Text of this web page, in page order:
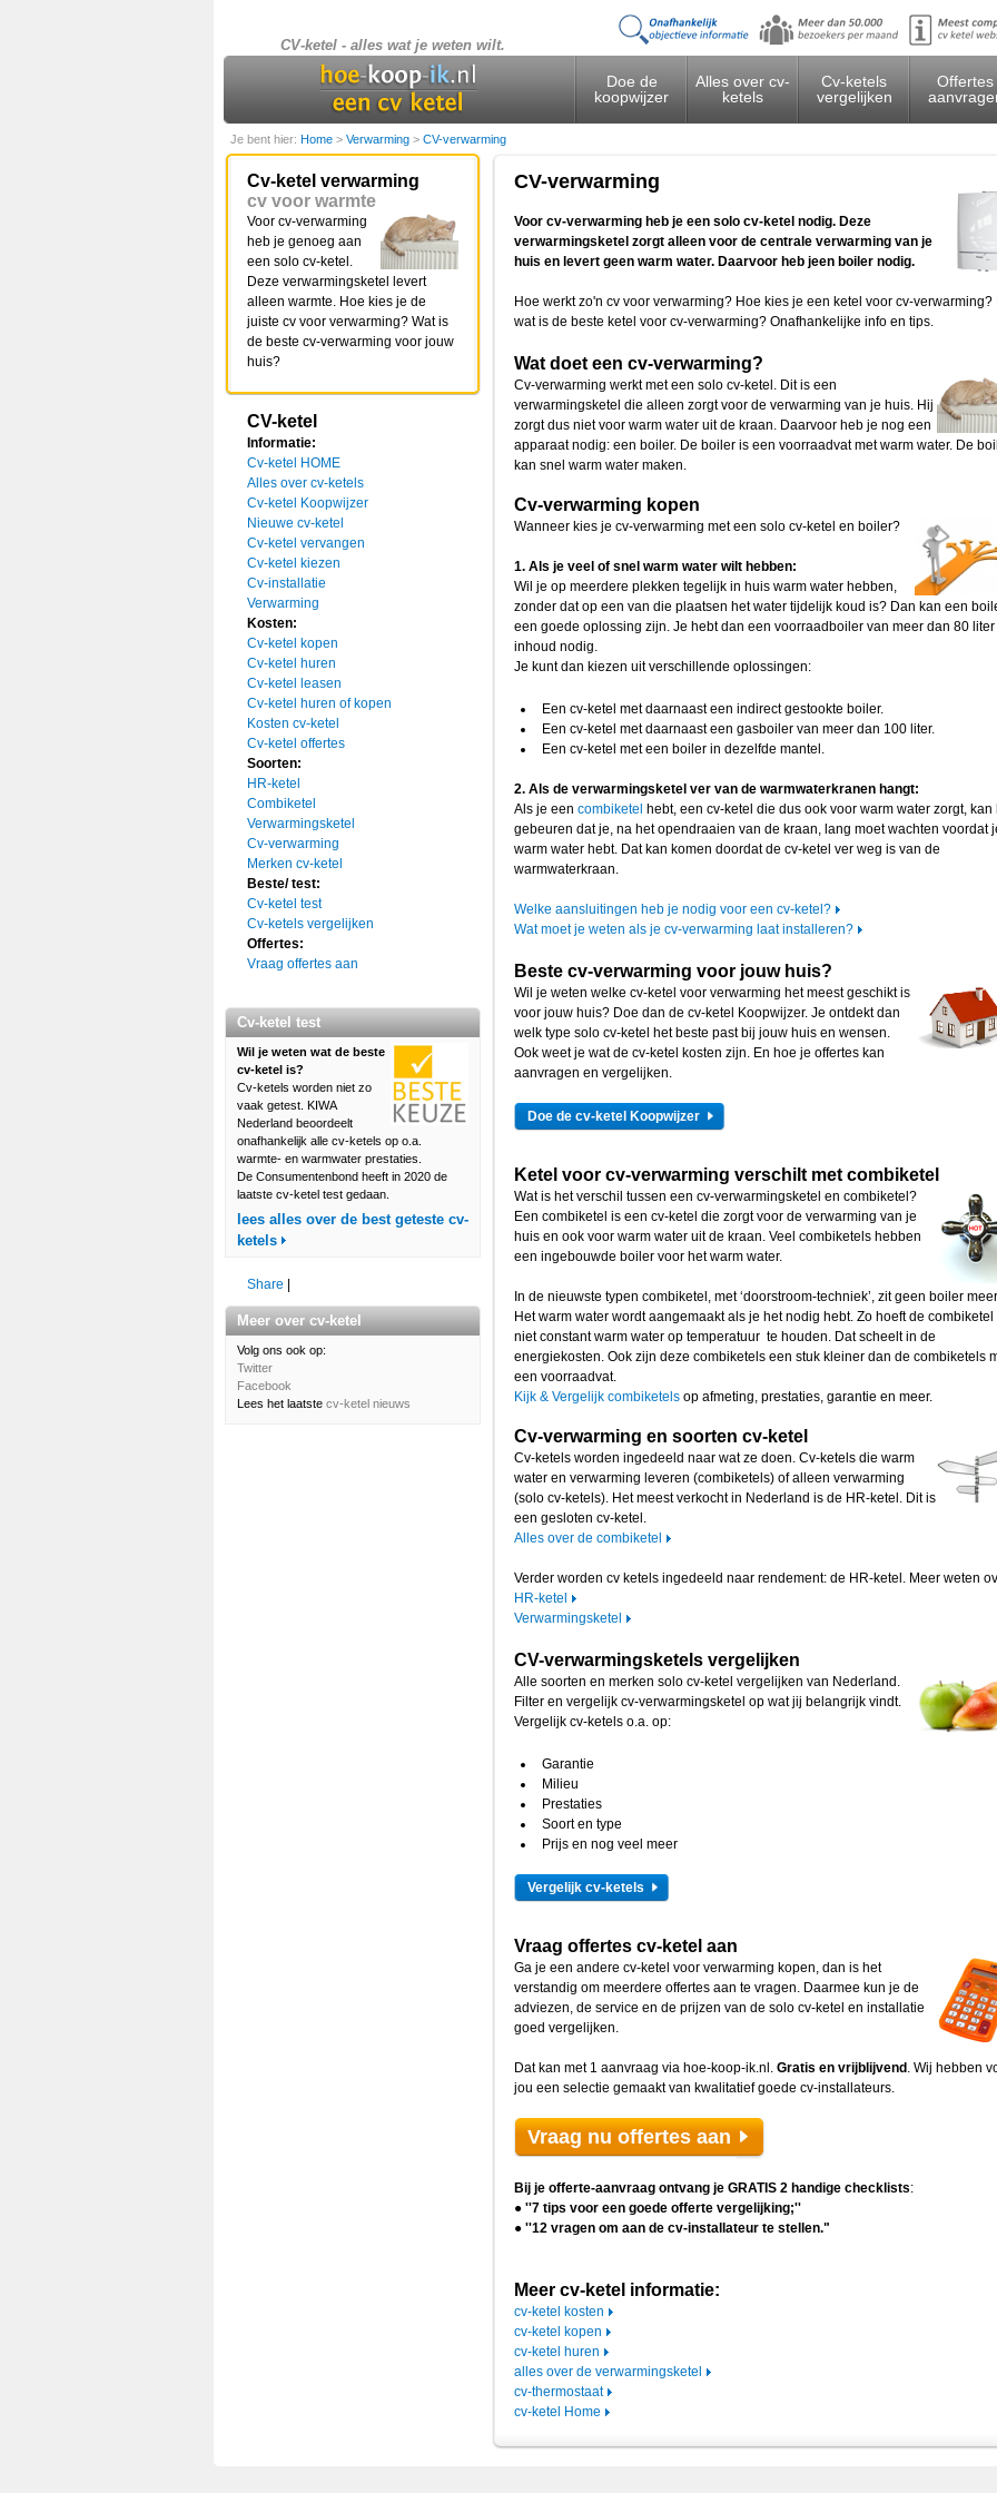
CV-ketel - alles wat je weten wilt.
Doe de
koopwijzer
Alles over cv-
ketels
Cv-ketels
vergelijken
Offertes
Je bent hier: Home > Verwarming > CV-verwarming
Cv-ketel verwarming
cv voor warmte
Voor cv-verwarming
heb je genoeg aan
een solo cv-ketel.
Deze verwarmingsketel levert
alleen warmte. Hoe kies je de
juiste cv voor verwarming? Wat is
de beste cv-verwarming voor jouw
huis?
CV-ketel
Informatie:
Cv-ketel HOME
Alles over cv-ketels
Cv-ketel Koopwijzer
Nieuwe cv-ketel
Cv-ketel vervangen
Cv-ketel kiezen
Cv-installatie
Verwarming
Kosten:
Cv-ketel kopen
Cv-ketel huren
Cv-ketel leasen
Cv-ketel huren of kopen
Kosten cv-ketel
Cv-ketel offertes
Soorten:
HR-ketel
Combiketel
Verwarmingsketel
Cv-verwarming
Merken cv-ketel
Beste/ test:
Cv-ketel test
Cv-ketels vergelijken
Offertes:
Vraag offertes aan
Cv-ketel test
Wil je weten wat de beste
cv-ketel is?
Cv-ketels worden niet zo
vaak getest. KIWA
Nederland beoordeelt
onafhankelijk alle cv-ketels op o.a.
warmte- en warmwater prestaties.
De Consumentenbond heeft in 2020 de
laatste cv-ketel test gedaan.
lees alles over de best geteste cv-
ketels
Share
Meer over cv-ketel
Volg ons ook op:
Twitter
Facebook
Lees het laatste cv-ketel nieuws
CV-verwarming
Voor cv-verwarming heb je een solo cv-ketel nodig. Deze
verwarmingsketel zorgt alleen voor de centrale verwarming van je
huis en levert geen warm water. Daarvoor heb jeen boiler nodig.
Hoe werkt zo'n cv voor verwarming? Hoe kies je een ketel voor cv-verwarming?
wat is de beste ketel voor cv-verwarming? Onafhankelijke info en tips.
Wat doet een cv-verwarming?
Cv-verwarming werkt met een solo cv-ketel. Dit is een
verwarmingsketel die alleen zorgt voor de verwarming van je huis. Hij
zorgt dus niet voor warm water uit de kraan. Daarvoor heb je nog een
apparaat nodig: een boiler. De boiler is een voorraadvat met warm water. De
kan snel warm water maken.
Cv-verwarming kopen
Wanneer kies je cv-verwarming met een solo cv-ketel en boiler?
1. Als je veel of snel warm water wilt hebben:
Wil je op meerdere plekken tegelijk in huis warm water hebben,
zonder dat op een van die plaatsen het water tijdelijk koud is? Dan kan een
een goede oplossing zijn. Je hebt dan een voorraadboiler van meer dan 80 liter
inhoud nodig.
Je kunt dan kiezen uit verschillende oplossingen:
Een cv-ketel met daarnaast een indirect gestookte boiler.
Een cv-ketel met daarnaast een gasboiler van meer dan 100 liter.
Een cv-ketel met een boiler in dezelfde mantel.
2. Als de verwarmingsketel ver van de warmwaterkranen hangt:
Als je een combiketel hebt, een cv-ketel die dus ook voor warm water zorgt, kan
gebeuren dat je, na het opendraaien van de kraan, lang moet wachten voordat
warm water hebt. Dat kan komen doordat de cv-ketel ver weg is van de
warmwaterkraan.
Welke aansluitingen heb je nodig voor een cv-ketel?
Wat moet je weten als je cv-verwarming laat installeren?
Beste cv-verwarming voor jouw huis?
Wil je weten welke cv-ketel voor verwarming het meest geschikt is
voor jouw huis? Doe dan de cv-ketel Koopwijzer. Je ontdekt dan
welk type solo cv-ketel het beste past bij jouw huis en wensen.
Ook weet je wat de cv-ketel kosten zijn. En hoe je offertes kan
aanvragen en vergelijken.
Doe de cv-ketel Koopwijzer
Ketel voor cv-verwarming verschilt met combiketel
Wat is het verschil tussen een cv-verwarmingsketel en combiketel?
Een combiketel is een cv-ketel die zorgt voor de verwarming van je
huis en ook voor warm water uit de kraan. Veel combiketels hebben
een ingebouwde boiler voor het warm water.
In de nieuwste typen combiketel, met ‘doorstroom-techniek’, zit geen boiler
Het warm water wordt aangemaakt als je het nodig hebt. Zo hoeft de combiketel
niet constant warm water op temperatuur te houden. Dat scheelt in de
energiekosten. Ook zijn deze combiketels een stuk kleiner dan de combiketels
een voorraadvat.
Kijk & Vergelijk combiketels op afmeting, prestaties, garantie en meer.
Cv-verwarming en soorten cv-ketel
Cv-ketels worden ingedeeld naar wat ze doen. Cv-ketels die warm
water en verwarming leveren (combiketels) of alleen verwarming
(solo cv-ketels). Het meest verkocht in Nederland is de HR-ketel. Dit is
een gesloten cv-ketel.
Alles over de combiketel
Verder worden cv ketels ingedeeld naar rendement: de HR-ketel. Meer weten
HR-ketel
Verwarmingsketel
CV-verwarmingsketels vergelijken
Alle soorten en merken solo cv-ketel vergelijken van Nederland.
Filter en vergelijk cv-verwarmingsketel op wat jij belangrijk vindt.
Vergelijk cv-ketels o.a. op:
Garantie
Milieu
Prestaties
Soort en type
Prijs en nog veel meer
Vergelijk cv-ketels
Vraag offertes cv-ketel aan
Ga je een andere cv-ketel voor verwarming kopen, dan is het
verstandig om meerdere offertes aan te vragen. Daarmee kun je de
adviezen, de service en de prijzen van de solo cv-ketel en installatie
goed vergelijken.
Dat kan met 1 aanvraag via hoe-koop-ik.nl. Gratis en vrijblijvend . Wij hebben
jou een selectie gemaakt van kwalitatief goede cv-installateurs.
Vraag nu offertes aan
Bij je offerte-aanvraag ontvang je GRATIS 2 handige checklists:
● ''7 tips voor een goede offerte vergelijking;''
● ''12 vragen om aan de cv-installateur te stellen."
Meer cv-ketel informatie:
cv-ketel kosten
cv-ketel kopen
cv-ketel huren
alles over de verwarmingsketel
cv-thermostaat
cv-ketel Home